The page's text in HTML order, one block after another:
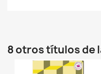
8 otros títulos de